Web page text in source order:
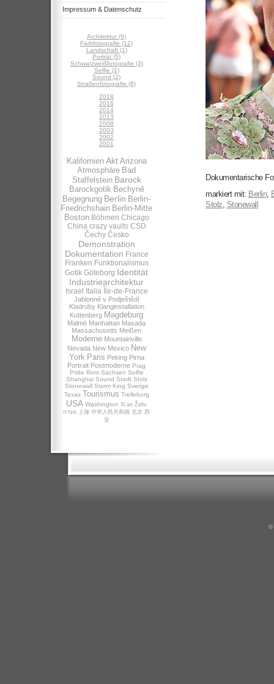
Impressum & Datenschutz
Architektur (9)
Farbfotografie (12)
Landschaft (1)
Porträt (5)
Schwarzweißfotografie (3)
Selfie (1)
Sound (2)
Straßenfotografie (6)
2018
2016
2014
2013
2008
2003
2002
2001
Kalifornien Akt Arizona
Atmosphäre Bad
Staffelstein Barock
Barockgotik Bechynĕ
Begegnung Berlin Berlin-
Friedrichshain Berlin-Mitte
Boston Böhmen Chicago
China crazy vaults CSD
Čechy Česko
Demonstration
Dokumentation France
Franken Funktionalismus
Gotik Göteborg Identität
Industriearchitektur
Israel Italia Île-de-France
Jablonné v Podještědí
Kladruby Klanginstallation
Kuttenberg Magdeburg
Malmö Manhattan Masada
Massachusetts Meißen
Moderne Mountainville
Nevada New Mexico New
York Paris Peking Pirna
Portrait Postmoderne Prag
Pride Rom Sachsen Selfie
Shanghai Sound Stadt Stolz
Stonewall Storm King Sverige
Texas Tourismus Trelleborg
USA Washington Xi’an Želiv
מצדה
上海 中华人民共和国 北京 西
安
Dokumentarische
markiert mit: Berlin,
Stolz, Stonewall
©